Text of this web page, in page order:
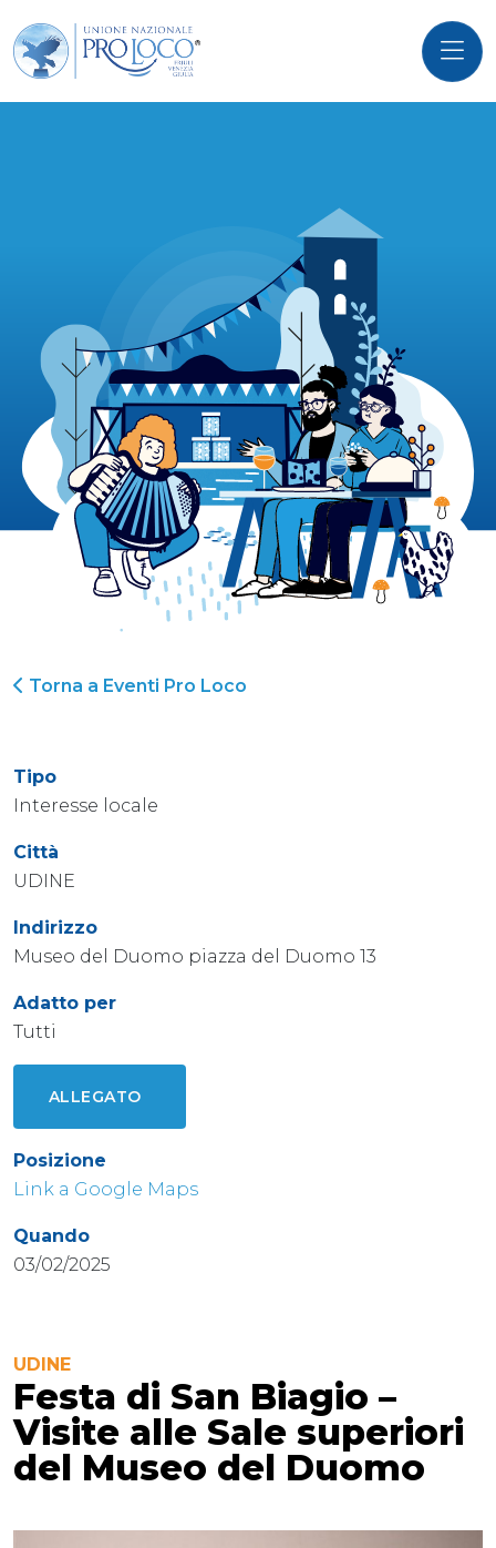
Torna a Eventi Pro Loco
Tipo
Interesse locale
Città
UDINE
Indirizzo
Museo del Duomo piazza del Duomo 13
Adatto per
Tutti
ALLEGATO
Posizione
Link a Google Maps
Quando
03/02/2025
UDINE
Festa di San Biagio –
Visite alle Sale superiori
del Museo del Duomo